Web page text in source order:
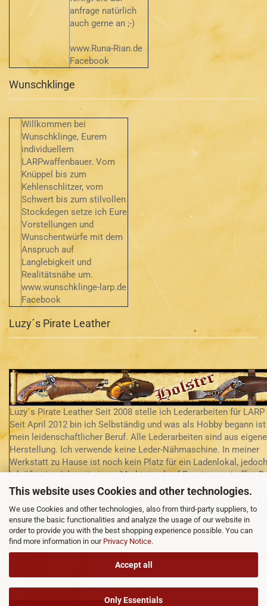
This website uses Cookies and other technologies.
We use Cookies and other technologies, also from third-party suppliers, to
ensure the basic functionalities and analyze the usage of our website in
order to provide you with the best shopping experience possible. You can
find more information in our Privacy Notice.
Accept all
Only Essentials
anfrage natürlich
auch gerne an ;-)
www.Runa-Rian.de
Facebook
Wunschklinge
Willkommen bei
Wunschklinge, Eurem
individuellem
LARPwaffenbauer. Vom
Knüppel bis zum
Kehlenschlitzer, vom
Schwert bis zum stilvollen
Stockdegen setze ich Eure
Vorstellungen und
Wunschentwürfe mit dem
Anspruch auf
Langlebigkeit und
Realitätsnähe um.
www.wunschklinge-larp.de
Facebook
Luzy´s Pirate Leather
Luzy´s Pirate Leather Seit 2008 stelle ich Lederarbeiten für LARP
Seit April 2012 bin ich Selbständig und was als Hobby begann
mein leidenschaftlicher Beruf. Alle Lederarbeiten sind aus
Herstellung. Ich verwende keine Leder-Nähmaschine. In meiner
Werkstatt zu Hause ist noch kein Platz für ein Ladenlokal,
ich öfter im Jahr mit einem Marktstand auf Events anzutreffen
Leder ist handverlesen und von mir persönlich beim Händler
ausgesucht. Ich lege Wert auf Qualität und vegetabil gegerbtes
aus Deutschland und Europa. Gerne fertige ich auch Einzelstücke
nach Ihren Vorstellungen und Wünschen an.
www.lpl-shop.de
Facebook